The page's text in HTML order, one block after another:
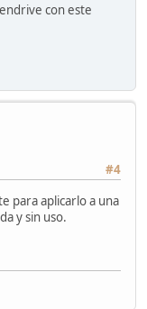
con este
#4
para aplicarlo a una
y sin uso.